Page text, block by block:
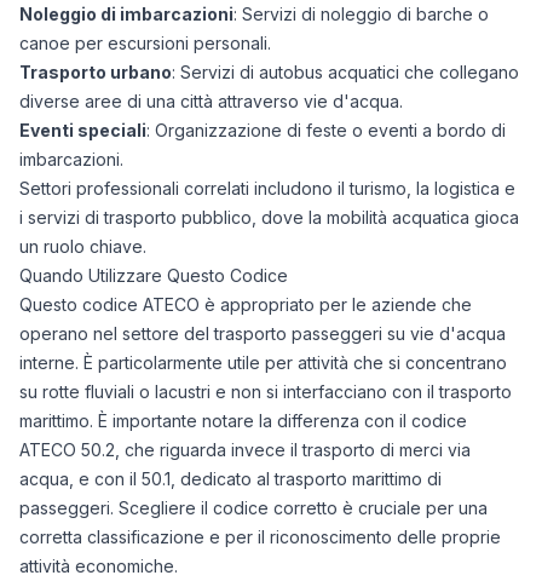
Noleggio di imbarcazioni: Servizi di noleggio di barche o
canoe per escursioni personali.
Trasporto urbano: Servizi di autobus acquatici che collegano
diverse aree di una città attraverso vie d'acqua.
Eventi speciali: Organizzazione di feste o eventi a bordo di
imbarcazioni.
Settori professionali correlati includono il turismo, la logistica e
i servizi di trasporto pubblico, dove la mobilità acquatica gioca
un ruolo chiave.
Quando Utilizzare Questo Codice
Questo codice ATECO è appropriato per le aziende che
operano nel settore del trasporto passeggeri su vie d'acqua
interne. È particolarmente utile per attività che si concentrano
su rotte fluviali o lacustri e non si interfacciano con il trasporto
marittimo. È importante notare la differenza con il codice
ATECO 50.2, che riguarda invece il trasporto di merci via
acqua, e con il 50.1, dedicato al trasporto marittimo di
passeggeri. Scegliere il codice corretto è cruciale per una
corretta classificazione e per il riconoscimento delle proprie
attività economiche.